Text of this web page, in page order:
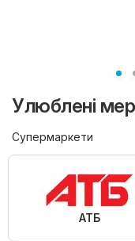
Улюблені
Супермаркети
АТБ